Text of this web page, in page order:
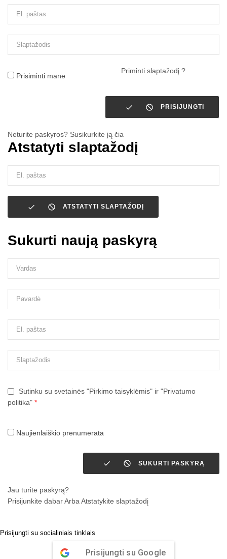
Prisiminti mane
Priminti slaptažodį ?
  PRISIJUNGTI
Neturite paskyros? Susikurkite ją čia
Atstatyti slaptažodį
  ATSTATYTI SLAPTAŽODĮ
Sukurti naują paskyrą
Sutinku su svetainės "Pirkimo taisyklėmis" ir "Privatumo
politika" *
Naujienlaiškio prenumerata
  SUKURTI PASKYRĄ
Jau turite paskyrą?
Prisijunkite dabarArbaAtstatykite slaptažodį
Prisijungti su socialiniais tinklais
Prisijungti su Google